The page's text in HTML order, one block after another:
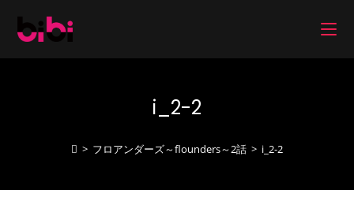
プ
i_2-2
> フロアンダーズ～flounders～2話 > i_2-2